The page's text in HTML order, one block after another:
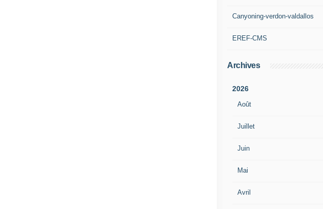
Canyoning-verdon-valdallos
EREF-CMS
Archives
2026
Août
Juillet
Juin
Mai
Avril